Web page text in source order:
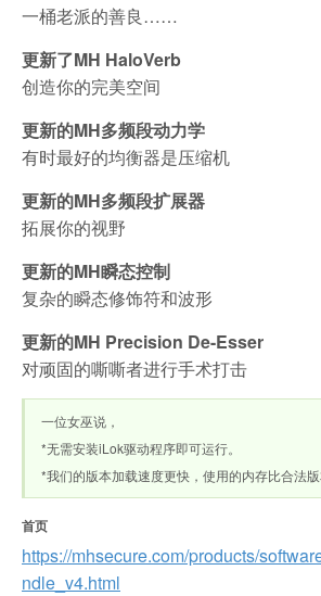
一桶老派的善良……
更新了MH HaloVerb
创造你的完美空间
更新的MH多频段动力学
有时最好的均衡器是压缩机
更新的MH多频段扩展器
拓展你的视野
更新的MH瞬态控制
复杂的瞬态修饰符和波形
更新的MH Precision De-Esser
对顽固的嘶嘶者进行手术打击
一位女巫说，
*无需安装iLok驱动程序即可运行。
*我们的版本加载速度更快，使用的内存比合法版
首页
https://mhsecure.com/products/
ndle_v4.html